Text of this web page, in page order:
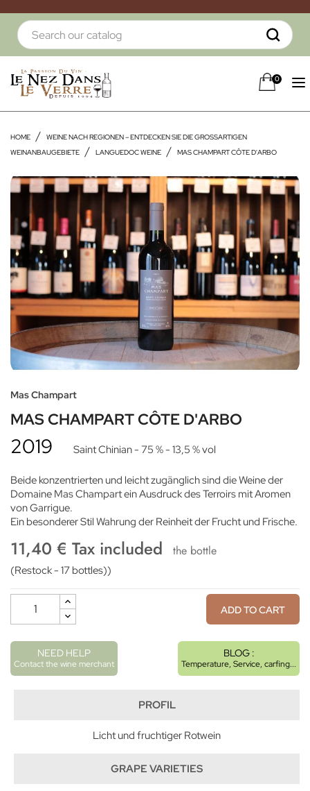
0
HOME
WEINE NACH REGIONEN – ENTDECKEN SIE DIE GROSSARTIGEN W
EINANBAUGEBIETE
LANGUEDOC WEINE MAS CHAMPART CÔTE D'ARBO
Mas Champart
MAS CHAMPART CÔTE D'ARBO
2019 Saint Chinian- 75 %- 13,5 % vol
Beide konzentrierten und leicht zugänglich sind die Weine der
Domaine Mas Champart ein Ausdruck des Terroirs mit Aromen
von Garrigue.
Ein besonderer Stil Wahrung der Reinheit der Frucht und Frische.
11,40 € Tax included the bottle
(Restock - 17 bottles))
PROFIL
Licht und fruchtiger Rotwein
GRAPE VARIETIES
ADD TO CART
NEED HELP
Contact the wine merchant
BLOG :
Temperature, Service, carfing...